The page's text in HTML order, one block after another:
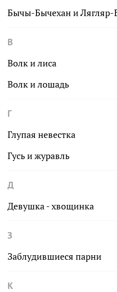
Бычы-Бычехан и Лягляр-
В
Волк и лиса
Волк и лошадь
Г
Глупая невестка
Гусь и журавль
Д
Девушка - хвощинка
З
Заблудившиеся парни
К